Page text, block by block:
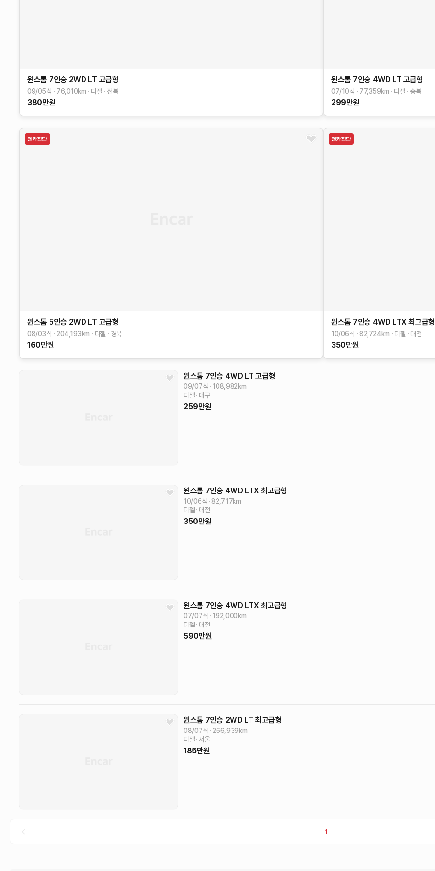
윈스톰 7인승 2WD LT 고급형
09/05식 76,010km 디젤 전북
380만원
윈스톰 7인승 4WD LT 고급형
07/10식 77,359km 디젤 충북
299만원
윈스톰 5인승 2WD LT 고급형
08/03식 204,193km 디젤 경북
160만원
윈스톰 7인승 4WD LTX 최고급형
10/06식 82,724km 디젤 대전
350만원
윈스톰 7인승 4WD LT 고급형
09/07식 108,982km
디젤 대구
259만원
윈스톰 7인승 4WD LTX 최고급형
10/06식 82,717km
디젤 대전
350만원
윈스톰 7인승 4WD LTX 최고급형
07/07식 192,000km
디젤 대전
590만원
윈스톰 7인승 2WD LT 최고급형
08/07식 266,939km
디젤 서울
185만원
1